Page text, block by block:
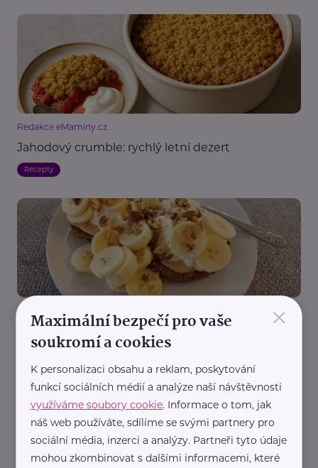
Redakce eMaminy.cz
Jahodový crumble: rychlý letní dezert
Recepty
Redakce eMaminy.cz
Toast s banánem, tvarohem a ořechy ×
Maximální bezpečí pro vaše
soukromí a cookies
K personalizaci obsahu a reklam, poskytování
funkcí sociálních médií a analýze naší návštěvnosti
využíváme soubory cookie. Informace o tom, jak
náš web používáte, sdílíme se svými partnery pro
sociální média, inzerci a analýzy. Partneři tyto údaje
mohou zkombinovat s dalšími informacemi, které